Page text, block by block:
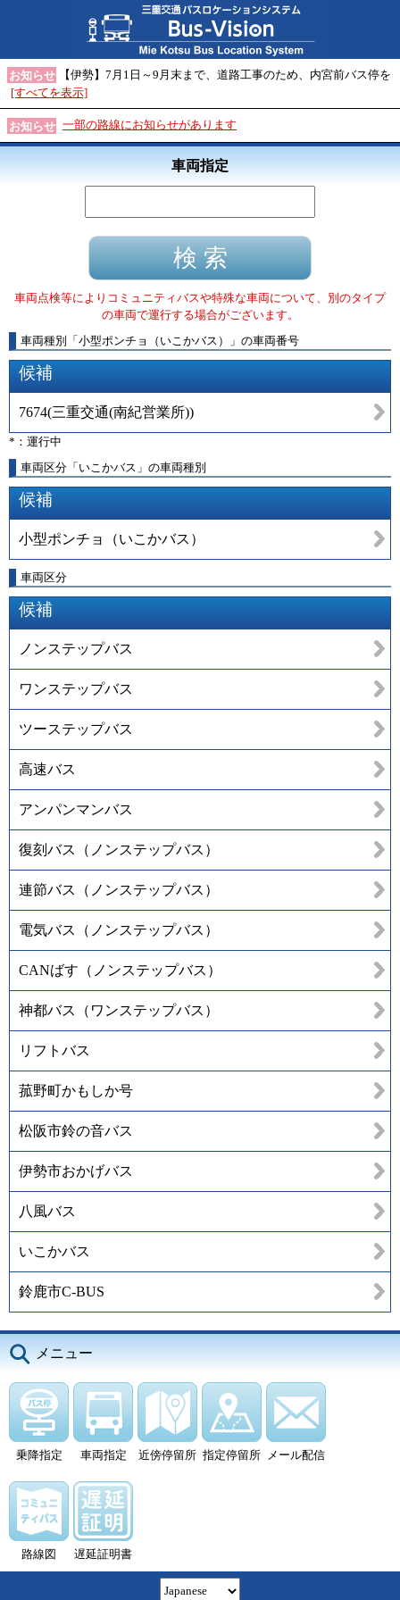
お知らせ
【伊勢】7月1日～9月末まで、道路工事のため、内宮前バス停を
[すべてを表示]
お知らせ 一部の路線にお知らせがあります
車両指定
車両点検等によりコミュニティバスや特殊な車両について、別のタイプ
の車両で運行する場合がございます。
車両種別
「 小型ポンチョ（いこかバス） 」 の車両番号
候補
7674(三重交通(南紀営業所))
*：運行中
車両区分「いこかバス」の車両種別
候補
小型ポンチョ（いこかバス）
車両区分
候補
ノンステップバス
ワンステップバス
ツーステップバス
高速バス
アンパンマンバス
復刻バス（ノンステップバス）
連節バス（ノンステップバス）
電気バス（ノンステップバス）
CANばす（ノンステップバス）
神都バス（ワンステップバス）
リフトバス
菰野町かもしか号
松阪市鈴の音バス
伊勢市おかげバス
八風バス
いこかバス
鈴鹿市C-BUS
メニュー
乗降指定 車両指定 近傍停留所 指定停留所 メール配信
路線図 遅延証明書